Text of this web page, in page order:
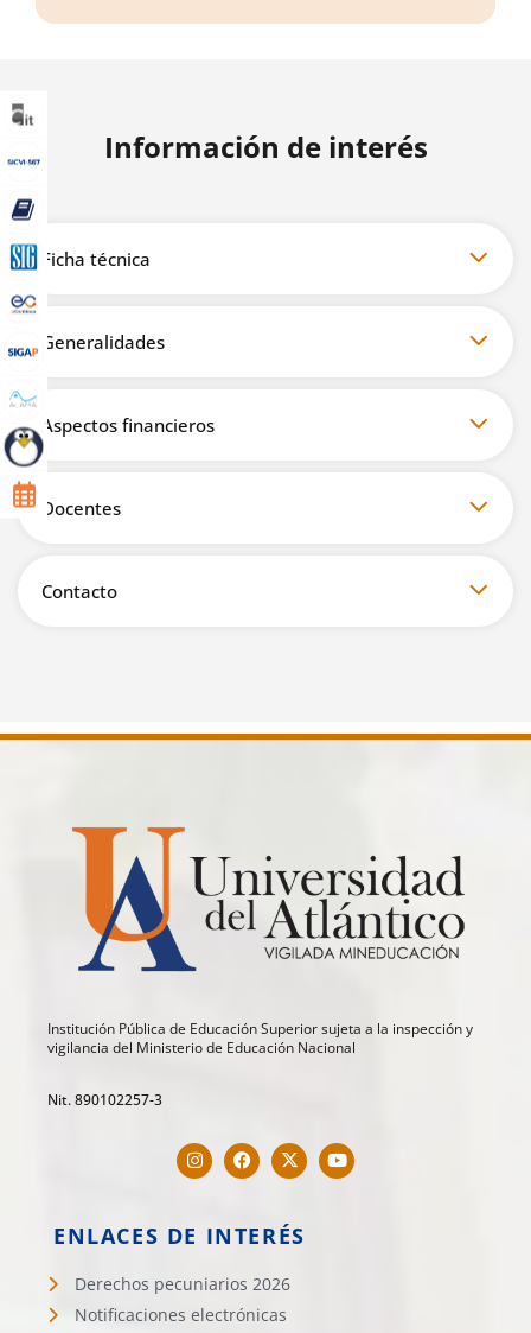
Información de interés
Ficha técnica
Generalidades
Aspectos financieros
Docentes
Contacto
Institución Pública de Educación Superior sujeta a la inspección y
vigilancia del Ministerio de Educación Nacional
Nit. 890102257-3
ENLACES DE INTERÉS
Derechos pecuniarios 2026
Notificaciones electrónicas